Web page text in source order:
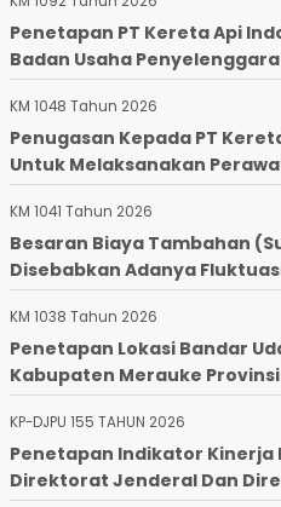
Penetapan PT Kereta Api
Badan Usaha Penyelenggara
KM 1048 Tahun 2026
Penugasan Kepada PT
Untuk Melaksanakan
KM 1041 Tahun 2026
Besaran Biaya Tambahan
Disebabkan Adanya
KM 1038 Tahun 2026
Penetapan Lokasi Bandar
Kabupaten Merauke Provinsi
KP-DJPU 155 TAHUN 2026
Penetapan Indikator
Direktorat Jenderal Dan